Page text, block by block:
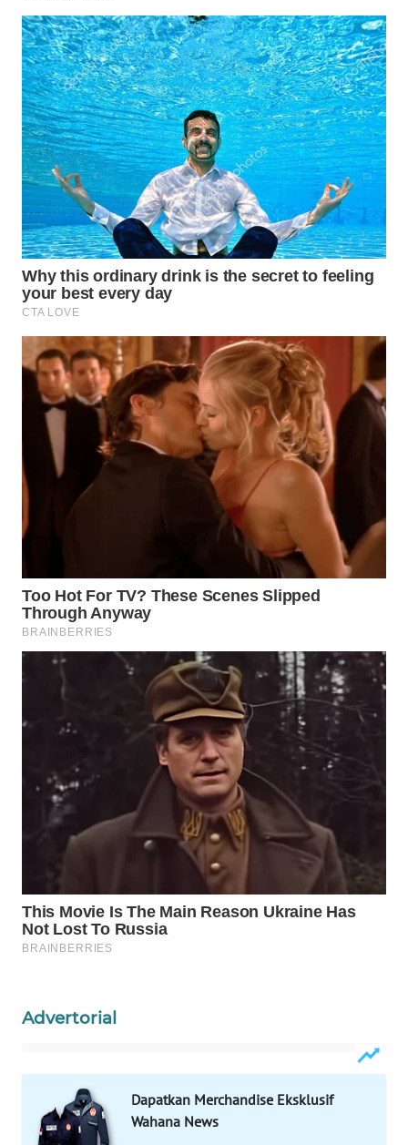
Advertorial
Dapatkan Merchandise Eksklusif
Wahana News
LAPAK
WAHANA
Wahana
Network
KONSUMEN
LISTRIK
MASYARAKAT
KELISTRIKAN
WALINKI
MAWAKA
ID
MARTABAT
NET
MKLI
LPKKI
LKKI
KOPEKLIN
PORTAL
KONSUMEN
FORWAMKI
FORJASIDA
NEWS
SIDIKALANG
NEWS